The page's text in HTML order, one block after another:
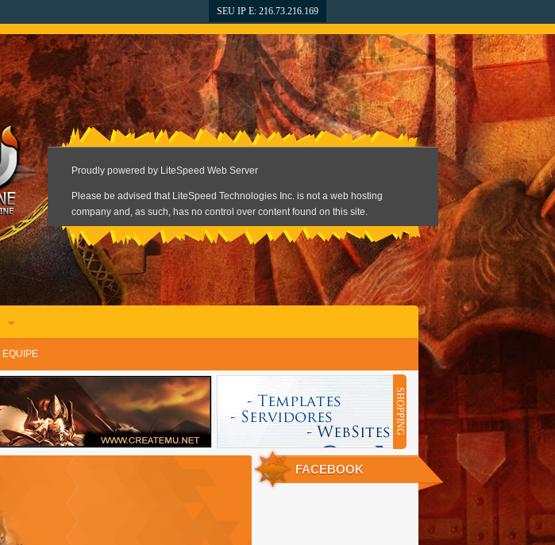
SEU IP E: 216.73.216.169
EQUIPE
SHOPPING 250X90 SHOPPING
FACEBOOK